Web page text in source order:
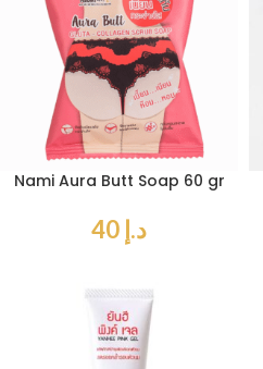
Nami Aura Butt Soap 60 gr
د.إ